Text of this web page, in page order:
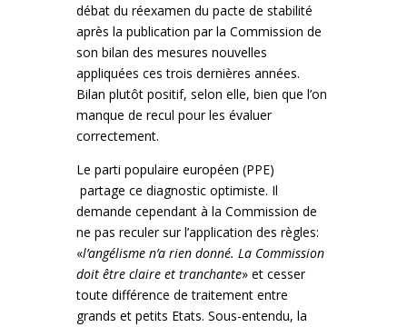
débat du réexamen du pacte de stabilité
après la publication par la Commission de
son bilan des mesures nouvelles
appliquées ces trois dernières années.
Bilan plutôt positif, selon elle, bien que l’on
manque de recul pour les évaluer
correctement.
Le parti populaire européen (PPE)
partage ce diagnostic optimiste. Il
demande cependant à la Commission de
ne pas reculer sur l’application des règles:
«l’angélisme n’a rien donné. La Commission
doit être claire et tranchante» et cesser
toute différence de traitement entre
grands et petits Etats. Sous-entendu, la